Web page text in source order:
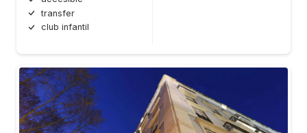
transfer
club infantil